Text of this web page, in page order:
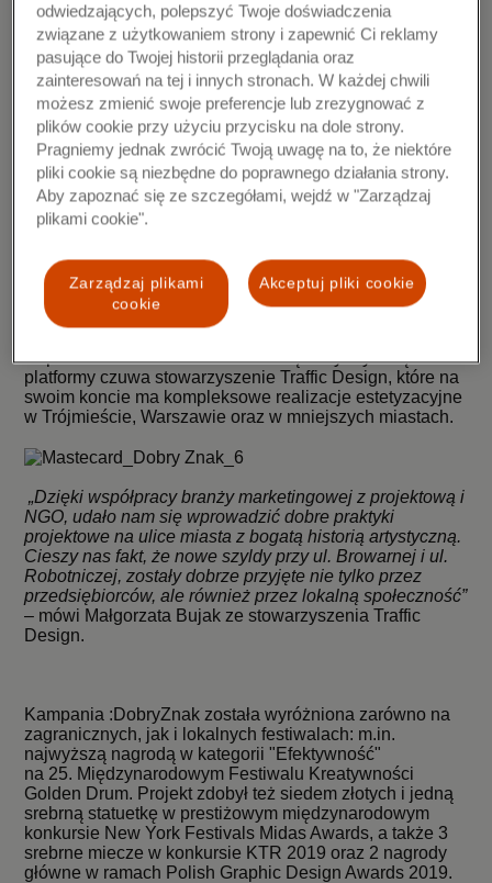
piękniejszą okolicę, w której będzie się przyjemniej żyło”
–mówi Jerzy Hołub, dyrektor marketingu w polskim
oddziale Mastercard Europe.
W zeszłym roku inauguracji akcji towarzyszył
ogólnopolski konkurs, w którym również można było
wygrać renowacje szyldów, jednak wtedy o nagrodę
walczyli sami przedsiębiorcy. Tym razem rywalizowały
miasta. Mimo, że tegoroczne głosowanie już się
zakończyło, akcja :DobryZnak trwa nadal. Mali
przedsiębiorcy z całej Polski mogą korzystać z platformy
profesjonalnych projektantów oraz szyldziarzy, wraz z
bezpośrednim kontaktem do nich, co ułatwi im
przeprowadzenie metamorfozy w swoim sklepie lub
lokalu usługowym. Na stronie można także znaleźć dział
wsparcia biznesu. Nad zawartością merytoryczną
platformy czuwa stowarzyszenie Traffic Design, które na
swoim koncie ma kompleksowe realizacje estetyzacyjne
w Trójmieście, Warszawie oraz w mniejszych miastach.
„Dzięki współpracy branży marketingowej z projektową i
NGO, udało nam się wprowadzić dobre praktyki
projektowe na ulice miasta z bogatą historią artystyczną.
Cieszy nas fakt, że nowe szyldy przy ul. Browarnej i ul.
Robotniczej, zostały dobrze przyjęte nie tylko przez
przedsiębiorców, ale również przez lokalną społeczność”
– mówi Małgorzata Bujak ze stowarzyszenia Traffic
Design.
Kampania :DobryZnak została wyróżniona zarówno na
zagranicznych, jak i lokalnych festiwalach: m.in.
najwyższą nagrodą w kategorii "Efektywność"
na 25. Międzynarodowym Festiwalu Kreatywności
Golden Drum. Projekt zdobył też siedem złotych i jedną
srebrną statuetkę w prestiżowym międzynarodowym
konkursie New York Festivals Midas Awards, a także 3
srebrne miecze w konkursie KTR 2019 oraz 2 nagrody
główne w ramach Polish Graphic Design Awards 2019.
odwiedzających, polepszyć Twoje doświadczenia
związane z użytkowaniem strony i zapewnić Ci reklamy
pasujące do Twojej historii przeglądania oraz
zainteresowań na tej i innych stronach. W każdej chwili
możesz zmienić swoje preferencje lub zrezygnować z
plików cookie przy użyciu przycisku na dole strony.
Pragniemy jednak zwrócić Twoją uwagę na to, że niektóre
pliki cookie są niezbędne do poprawnego działania strony.
Aby zapoznać się ze szczegółami, wejdź w "Zarządzaj
plikami cookie".
Akceptuj pliki cookie
Zarządzaj plikami
cookie